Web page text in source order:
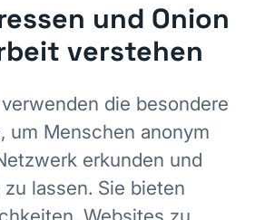
und Onion
verstehen
die besondere
um Menschen anonym
erkunden und
lassen. Sie bieten